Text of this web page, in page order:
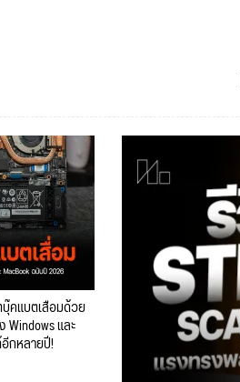
คแบตเสื่อมด้วย
และ
กหลายปี!